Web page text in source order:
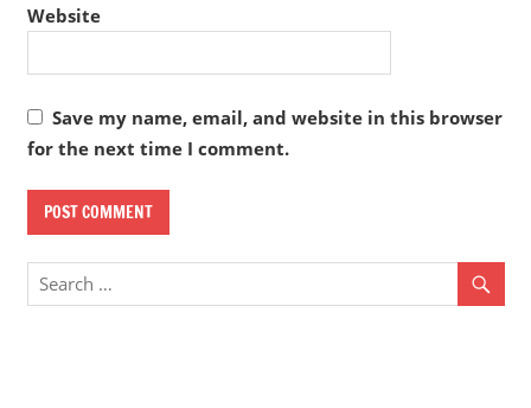
Website
Save my name, email, and website in this browser
for the next time I comment.